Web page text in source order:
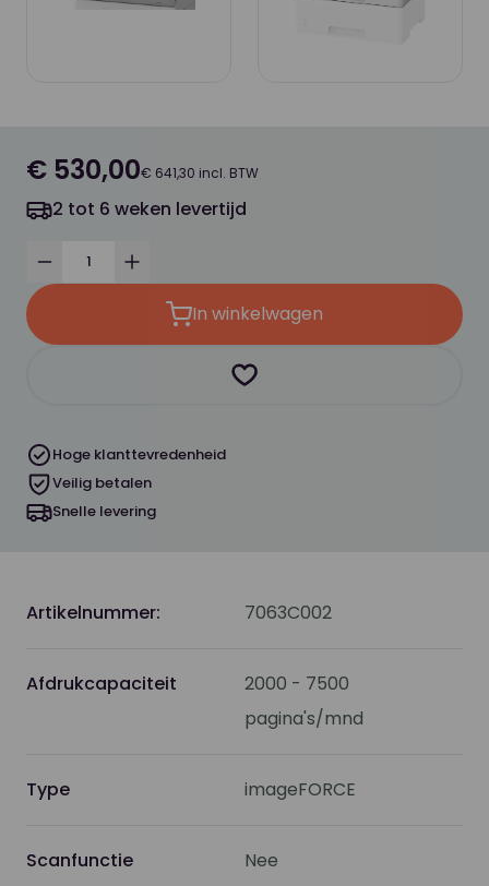
€ 530,00€ 641,30 incl. BTW
2 tot 6 weken levertijd
VerminderVerhoog
In winkelwagen
Product toevoegen als
Hoge klanttevredenheid
Veilig betalen
Snelle levering
Artikelnummer: 7063C002
Afdrukcapaciteit
2000 - 7500
pagina's/mnd
Type imageFORCE
Scanfunctie Nee